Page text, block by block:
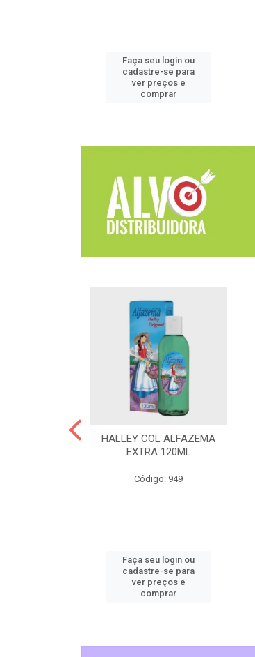
Faça seu login ou
cadastre-se para
ver preços e
comprar
HALLEY COL ALFAZEMA
EXTRA 120ML
Código: 949
Faça seu login ou
cadastre-se para
ver preços e
comprar